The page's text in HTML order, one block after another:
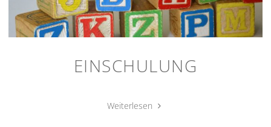
EINSCHULUNG
Weiterlesen "Einschulung"